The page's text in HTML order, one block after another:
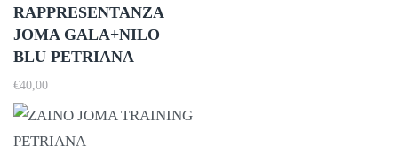
RAPPRESENTANZA
JOMA GALA+NILO
BLU PETRIANA
€40,00